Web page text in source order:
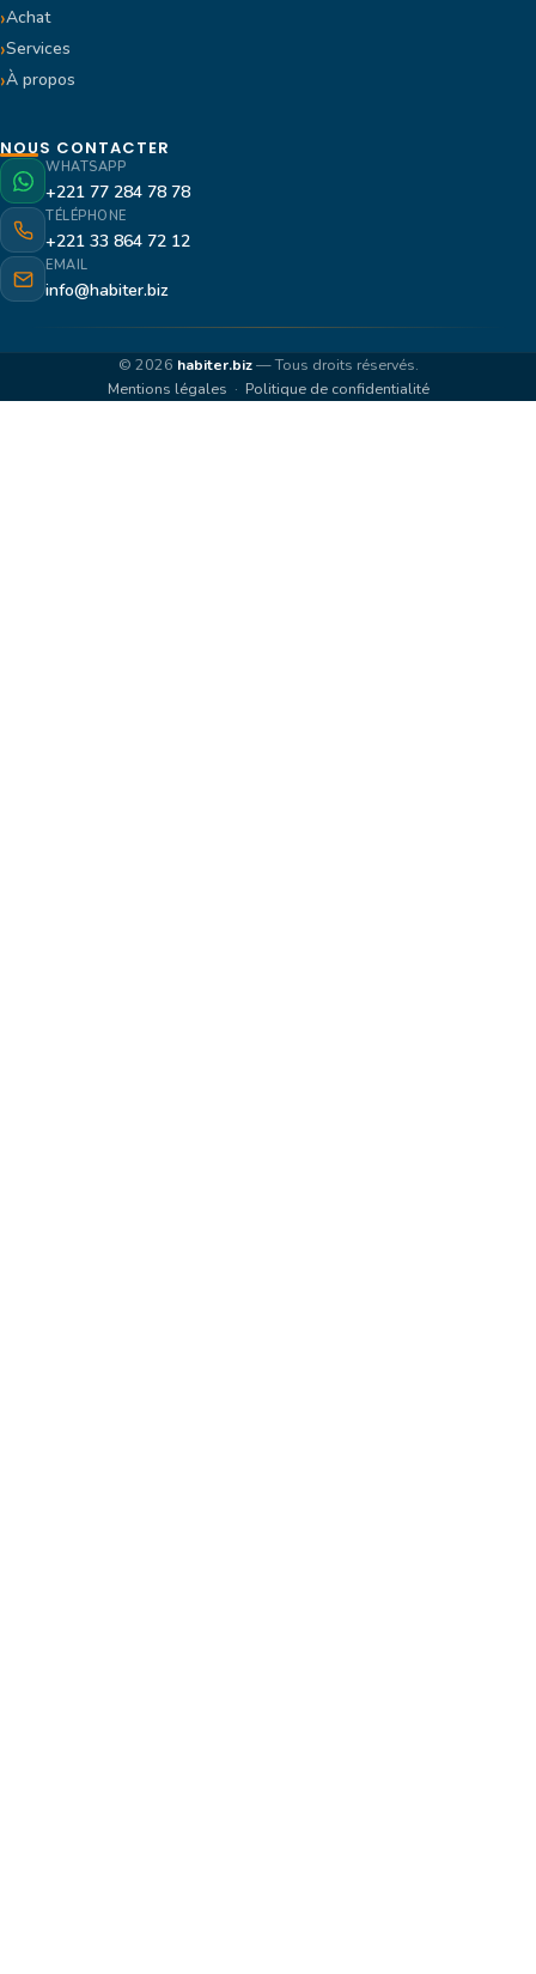
Achat
Services
À propos
NOUS CONTACTER
WHATSAPP
+221 77 284 78 78
TÉLÉPHONE
+221 33 864 72 12
EMAIL
info@habiter.biz
© 2026 habiter.biz— Tous droits réservés.
Mentions légales · Politique de confidentialité